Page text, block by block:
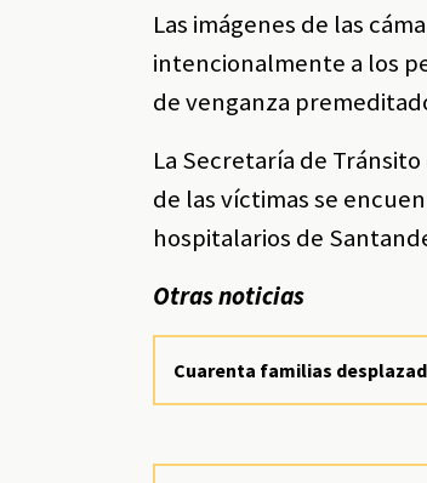
Las imágenes de las
intencionalmente a los
de venganza
La Secretaría de
de las víctimas se
hospitalarios de
Otras noticias
Cuarenta familias